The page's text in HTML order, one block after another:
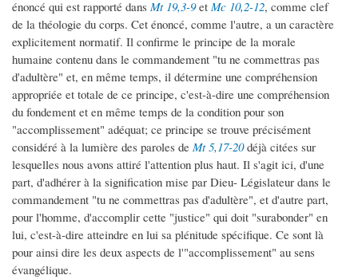
énoncé qui est rapporté dans Mt 19,3-9et Mc 10,2-12, comme clef
de la théologie du corps. Cet énoncé, comme l'autre, a un caractère
explicitement normatif. Il confirme le principe de la morale
humaine contenu dans le commandement "tu ne commettras pas
d'adultère" et, en même temps, il détermine une compréhension
appropriée et totale de ce principe, c'est-à-dire une compréhension
du fondement et en même temps de la condition pour son
"accomplissement" adéquat; ce principe se trouve précisément
considéré à la lumière des paroles de Mt 5,17-20déjà citées sur
lesquelles nous avons attiré l'attention plus haut. Il s'agit ici, d'une
part, d'adhérer à la signification mise par Dieu- Législateur dans le
commandement "tu ne commettras pas d'adultère", et d'autre part,
pour l'homme, d'accomplir cette "justice" qui doit "surabonder" en
lui, c'est-à-dire atteindre en lui sa plénitude spécifique. Ce sont là
pour ainsi dire les deux aspects de l'"accomplissement" au sens
évangélique.